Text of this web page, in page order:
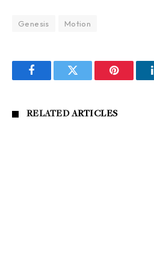
Genesis Motion
FacebookTwitter Pinterest
RELATEDARTICLES